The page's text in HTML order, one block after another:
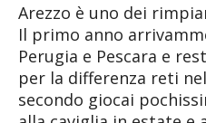
Arezzo è uno dei
Il primo anno
Perugia e Pescara e
per la differenza reti
secondo giocai